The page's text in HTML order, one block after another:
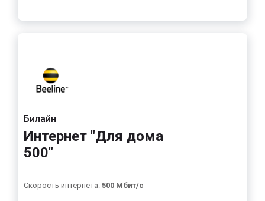
Билайн
Интернет "Для дома
500"
Скорость интернета: 500 Мбит/с